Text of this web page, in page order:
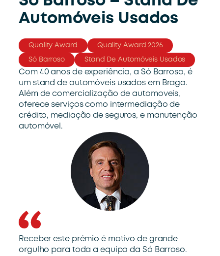
Automóveis Usados
Quality Award Quality Award 2026
Só Barroso Stand De Automóveis Usados
Com 40 anos de experiência, a Só Barroso, é
um stand de automóveis usados em Braga.
Além de comercialização de automoveis,
oferece serviços como intermediação de
crédito, mediação de seguros, e manutenção
automóvel.
Receber este prémio é motivo de grande
orgulho para toda a equipa da Só Barroso.